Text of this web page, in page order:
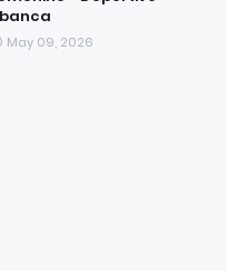
May 09, 2026